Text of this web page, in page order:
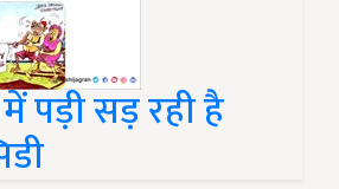
पड़ी सड़ रही है